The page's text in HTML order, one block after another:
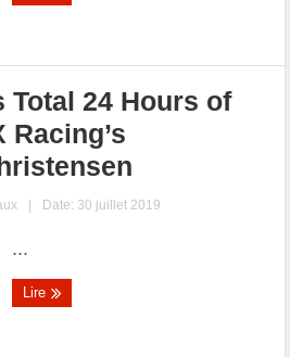
Total 24 Hours of
Racing’s
| Date: 30 juillet 2019
...
Lire